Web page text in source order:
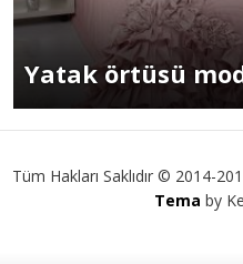
Yatak örtüsü
Tüm Hakları Saklıdır © 2014-
Tema by